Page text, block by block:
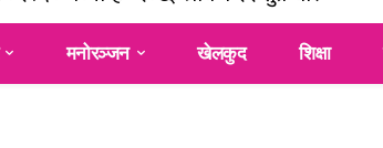
मनोरञ्जन खेलकुद शिक्षा